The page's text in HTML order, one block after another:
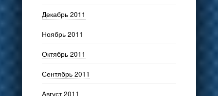
Декабрь 2011
Ноябрь 2011
Октябрь 2011
Сентябрь 2011
Август 2011